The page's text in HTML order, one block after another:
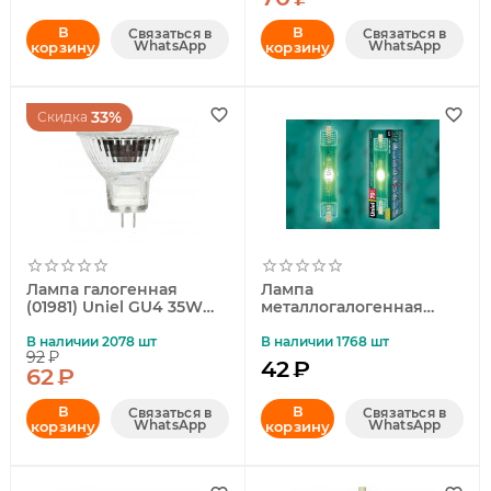
В
корзину
Связаться в
WhatsApp
В
корзину
Связаться в
WhatsApp
Скидка 33%
Лампа галогенная
(01981) Uniel GU4 35W
В наличии 2078 шт
92₽
62₽
В
корзину
Связаться в
WhatsApp
Лампа
металлогалогенная
R7s 70W прозрачная
MH-DE-70/GREEN/R7s
В наличии 1768 шт
42₽
В
корзину
Связаться в
WhatsApp